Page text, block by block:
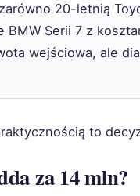
20-letnią
Serii 7 z
wejściowa, ale
to
za 14 mln?